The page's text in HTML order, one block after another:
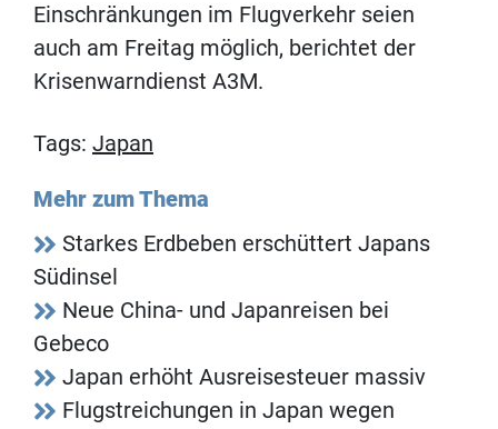
Einschränkungen im Flugverkehr seien
auch am Freitag möglich, berichtet der
Krisenwarndienst A3M.
Tags: Japan
Mehr zum Thema
Starkes Erdbeben erschüttert Japans
Südinsel
Neue China- und Japanreisen bei
Gebeco
Japan erhöht Ausreisesteuer massiv
Flugstreichungen in Japan wegen